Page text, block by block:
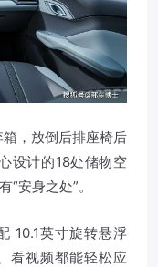
，放倒后排座椅后
设计的18处储物空
安身之处”。
10.1英寸旋转悬浮
看视频都能轻松应